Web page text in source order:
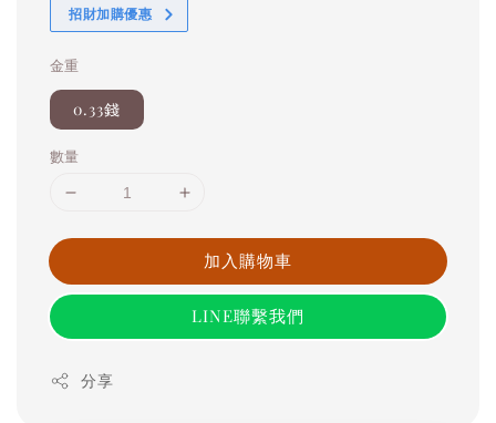
招財加購優惠
金重
0.33錢
數量
加入購物車
LINE聯繫我們
分享